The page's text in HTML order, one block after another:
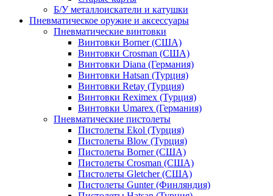
Б/У металлоискатели и катушки
Пневматическое оружие и аксессуары
Пневматические винтовки
Винтовки Borner (США)
Винтовки Crosman (США)
Винтовки Diana (Германия)
Винтовки Hatsan (Турция)
Винтовки Retay (Турция)
Винтовки Reximex (Турция)
Винтовки Umarex (Германия)
Пневматические пистолеты
Пистолеты Ekol (Турция)
Пистолеты Blow (Турция)
Пистолеты Borner (США)
Пистолеты Crosman (США)
Пистолеты Gletcher (США)
Пистолеты Gunter (Финляндия)